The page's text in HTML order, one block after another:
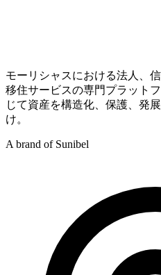
モーリシャスにおける法人、
移住サービスの専門プラット
じて資産を構造化、保護、発
け。
A brand of Sunibel